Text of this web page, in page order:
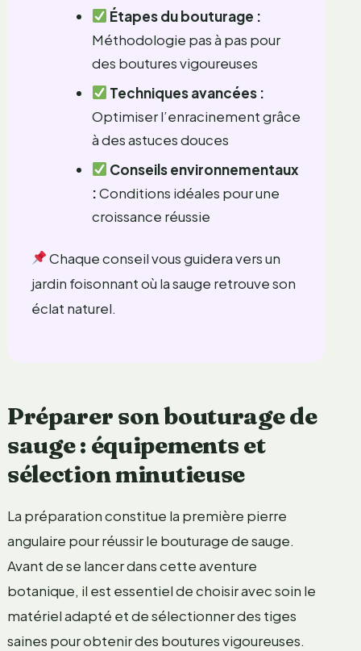
Étapes du bouturage :
Méthodologie pas à pas pour
des boutures vigoureuses
Techniques avancées :
Optimiser l’enracinement grâce
à des astuces douces
Conseils environnementaux
:Conditions idéales pour une
croissance réussie
Chaque conseil vous guidera vers un
jardin foisonnant où la sauge retrouve son
éclat naturel.
Préparer son bouturage de
sauge : équipements et
sélection minutieuse
La préparation constitue la première pierre
angulaire pour réussir le bouturage de sauge.
Avant de se lancer dans cette aventure
botanique, il est essentiel de choisir avec soin le
matériel adapté et de sélectionner des tiges
saines pour obtenir des boutures vigoureuses.